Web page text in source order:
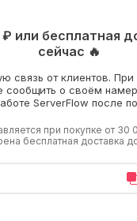
или бесплатная
сейчас 🔥
связь от клиентов.
сообщить о своём
ServerFlow после
при покупке от 30
бесплатная доставка